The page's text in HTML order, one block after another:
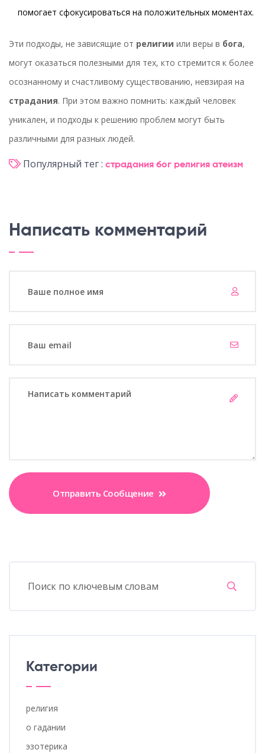
помогает сфокусироваться на положительных моментах.
Эти подходы, не зависящие от религии или веры в бога,
могут оказаться полезными для тех, кто стремится к более
осознанному и счастливому существованию, невзирая на
страдания. При этом важно помнить: каждый человек
уникален, и подходы к решению проблем могут быть
различными для разных людей.
Популярный тег : страдания бог религия атеизм
Написать комментарий
Отправить Сообщение
Категории
религия
о гадании
эзотерика